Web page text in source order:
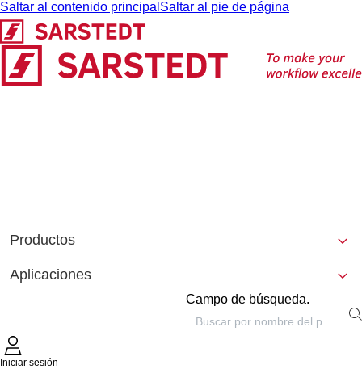
Saltar al contenido principal Saltar al pie de página
Productos
Aplicaciones
Campo de búsqueda.
Iniciar sesión